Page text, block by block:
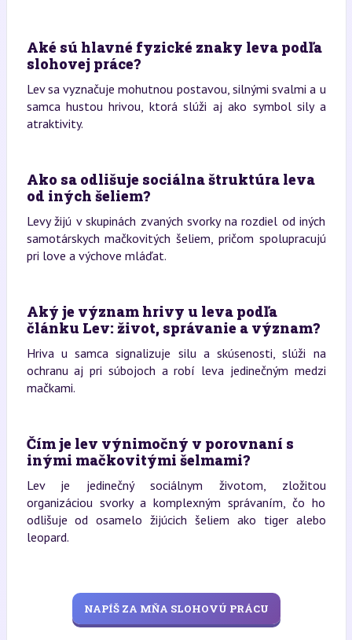
Aké sú hlavné fyzické znaky leva podľa
slohovej práce?
Lev sa vyznačuje mohutnou postavou, silnými svalmi a u
samca hustou hrivou, ktorá slúži aj ako symbol sily a
atraktivity.
Ako sa odlišuje sociálna štruktúra leva
od iných šeliem?
Levy žijú v skupinách zvaných svorky na rozdiel od iných
samotárskych mačkovitých šeliem, pričom spolupracujú
pri love a výchove mláďat.
Aký je význam hrivy u leva podľa
článku Lev: život, správanie a význam?
Hriva u samca signalizuje silu a skúsenosti, slúži na
ochranu aj pri súbojoch a robí leva jedinečným medzi
mačkami.
Čím je lev výnimočný v porovnaní s
inými mačkovitými šelmami?
Lev je jedinečný sociálnym životom, zložitou
organizáciou svorky a komplexným správaním, čo ho
odlišuje od osamelo žijúcich šeliem ako tiger alebo
leopard.
NAPÍŠ ZA MŇA SLOHOVÚ PRÁCU